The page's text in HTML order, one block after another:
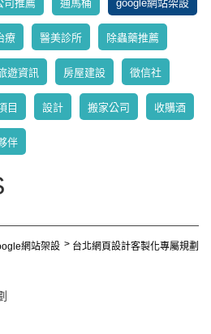
司推薦 通馬桶 google網站架設
療 醫美診所 除蟲藥推薦
遊資訊 房屋建設 徵信社
目 設計 搬家公司 收購酒
伴
網站架設 台北網頁設計客製化專屬規劃